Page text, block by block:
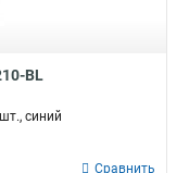
BL
синий
Сравнить